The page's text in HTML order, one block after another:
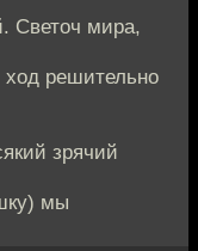
Светоч мира,
решительно
зрячий
мы